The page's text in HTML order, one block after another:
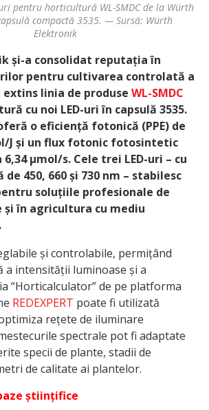
pentru horticultură WL-SMDC de la Würth
compactă 3535. — Sursă: Würth
Elektronik
și-a consolidat reputația în
pentru cultivarea controlată a
linia de produse WL-SMDC
cu noi LED-uri în capsulă 3535.
o eficiență fotonică (PPE) de
J și un flux fotonic fotosintetic
6,34 µmol/s. Cele trei LED-uri – cu
450, 660 și 730 nm – stabilesc
soluțiile profesionale de
în agricultura cu mediu
și controlabile, permițând
a intensității luminoase și a
“Horticalculator” de pe platforma
REDEXPERT poate fi utilizată
rețete de iluminare
spectrale pot fi adaptate
specii de plante, stadii de
de calitate ai plantelor.
științifice